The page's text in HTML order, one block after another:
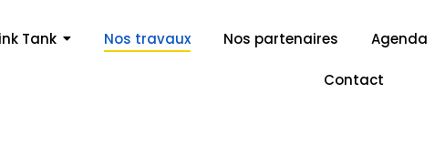
Tank Nos travaux Nos partenaires Agenda
Contact